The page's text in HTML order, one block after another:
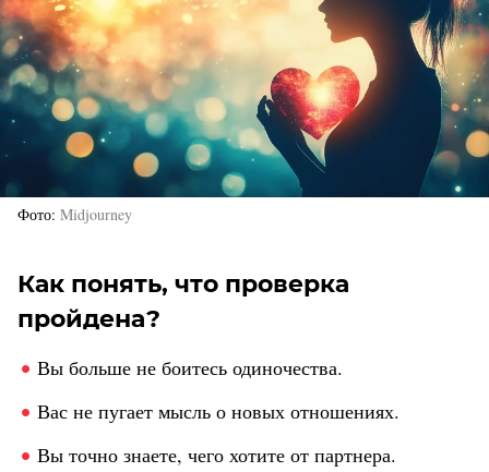
Фото Midjourney
Как понять, что проверка
пройдена?
Вы больше не боитесь одиночества.
Вас не пугает мысль о новых отношениях.
Вы точно знаете, чего хотите от партнера.